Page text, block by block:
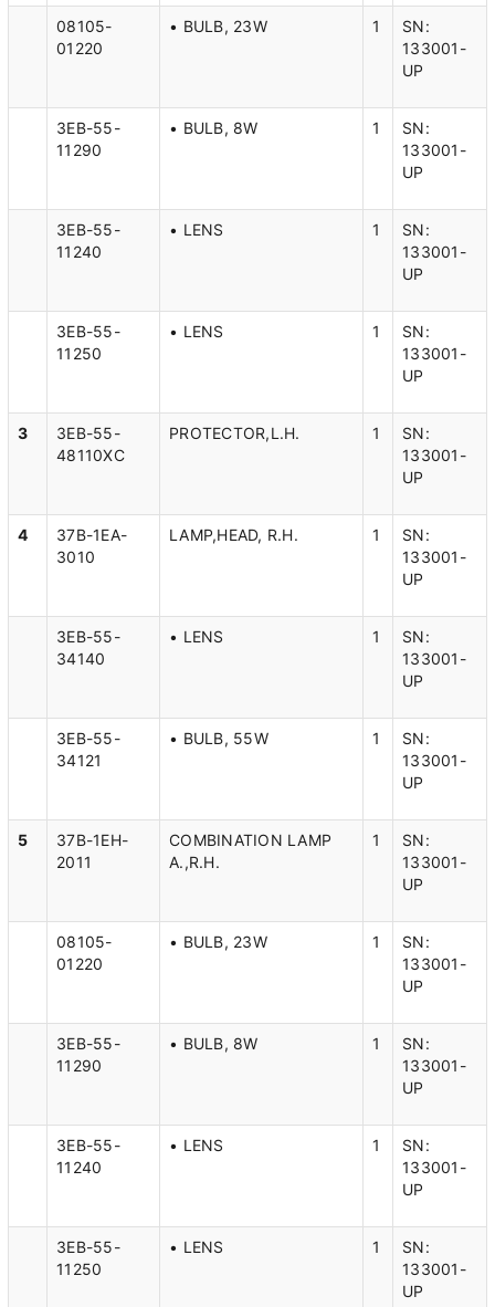
08105-
01220
• BULB, 23W 1
SN:
133001-
UP
3EB-55-
11290
• BULB, 8W 1
SN:
133001-
UP
3EB-55-
11240
• LENS 1
SN:
133001-
UP
3EB-55-
11250
• LENS 1
SN:
133001-
UP
3
3EB-55-
48110XC
PROTECTOR,L.H. 1
SN:
133001-
UP
4
37B-1EA-
3010
LAMP,HEAD, R.H. 1
SN:
133001-
UP
3EB-55-
34140
• LENS 1
SN:
133001-
UP
3EB-55-
34121
• BULB, 55W 1
SN:
133001-
UP
5
37B-1EH-
2011
COMBINATION LAMP
A.,R.H.
1
SN:
133001-
UP
08105-
01220
• BULB, 23W 1
SN:
133001-
UP
3EB-55-
11290
• BULB, 8W 1
SN:
133001-
UP
3EB-55-
11240
• LENS 1
SN:
133001-
UP
3EB-55-
11250
• LENS 1
SN:
133001-
UP